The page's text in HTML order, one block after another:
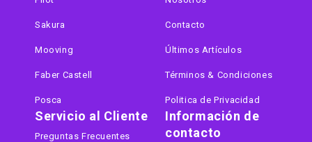
Información de
contacto
Sakura
Mooving
Faber Castell
Posca
Contacto
Últimos Artículos
Términos & Condiciones
Politica de Privacidad
Servicio al Cliente
Preguntas Frecuentes